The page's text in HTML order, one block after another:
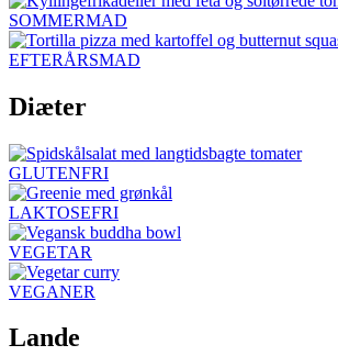
SOMMERMAD
EFTERÅRSMAD
Diæter
GLUTENFRI
LAKTOSEFRI
VEGETAR
VEGANER
Lande